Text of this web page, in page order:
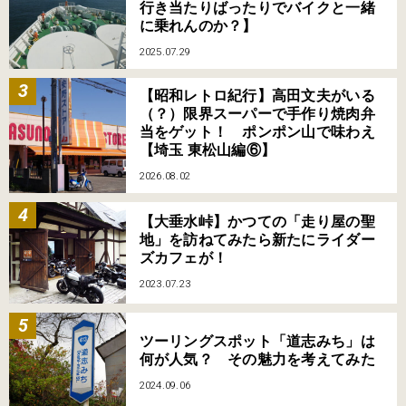
行き当たりばったりでバイクと一緒
に乗れんのか？】
2025.07.29
【昭和レトロ紀行】高田文夫がいる
（？）限界スーパーで手作り焼肉弁
当をゲット！ ポンポン山で味わえ
【埼玉 東松山編⑥】
2026.08.02
【大垂水峠】かつての「走り屋の聖
地」を訪ねてみたら新たにライダー
ズカフェが！
2023.07.23
ツーリングスポット「道志みち」は
何が人気？ その魅力を考えてみた
2024.09.06